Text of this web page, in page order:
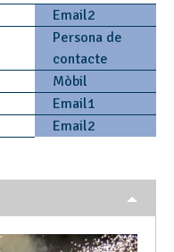
Email2
Persona de
contacte
Mòbil
Email1
Email2